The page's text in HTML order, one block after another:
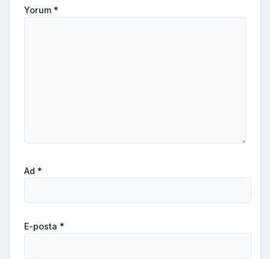
Yorum *
Ad *
E-posta *